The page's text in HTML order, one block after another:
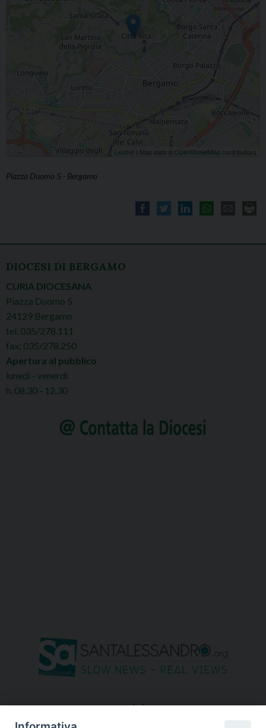
Leaflet | Map data © OpenStreetMap contributors
Piazza Duomo 5 - Bergamo
DIOCESI DI BERGAMO
CURIA DIOCESANA
Piazza Duomo 5
24129 Bergamo
tel. 035/278.111
fax: 035/278.250
Apertura al pubblico
lunedì - venerdì
h. 08.30 - 12.30
seguici su